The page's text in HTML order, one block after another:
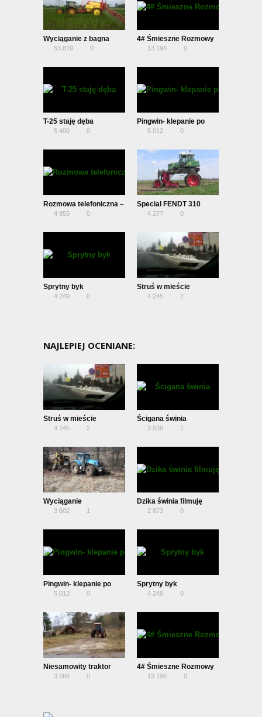
Wyciąganie z bagna
53 819 0
4# Śmieszne Rozmowy
Telefoniczne – Rolnik i
13 196 0
T-25 staję dęba
5 400 0
Pingwin- klepanie po
plecach
5 012 0
Rozmowa telefoniczna –
Kupno zetora (Krosin)
4 955 0
Special FENDT 310
Vario High Clearance –
4 277 0
Sprytny byk
4 249 0
Struś w mieście
4 245 2
NAJLEPIEJ OCENIANE:
Struś w mieście
4 245 2
Ścigana świnia
3 538 1
Wyciąganie
3 602 1
Dzika świnia filmuję
innych
2 873 0
Pingwin- klepanie po
plecach
5 012 0
Sprytny byk
4 249 0
Niesamowity traktor
3 068 0
4# Śmieszne Rozmowy
Telefoniczne – Rolnik i
13 196 0